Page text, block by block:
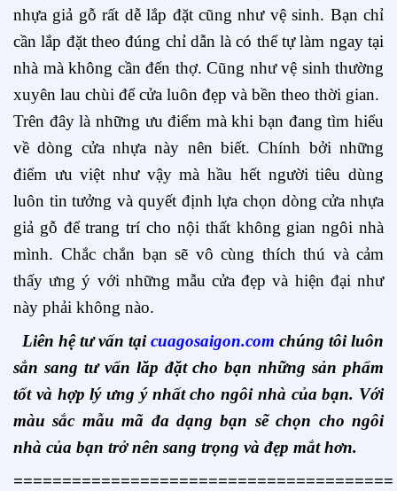
nhựa giả gỗ rất dễ lắp đặt cũng như vệ sinh. Bạn chỉ
cần lắp đặt theo đúng chỉ dẫn là có thể tự làm ngay tại
nhà mà không cần đến thợ. Cũng như vệ sinh thường
xuyên lau chùi để cửa luôn đẹp và bền theo thời gian.
Trên đây là những ưu điểm mà khi bạn đang tìm hiểu
về dòng cửa nhựa này nên biết. Chính bởi những
điểm ưu việt như vậy mà hầu hết người tiêu dùng
luôn tin tưởng và quyết định lựa chọn dòng cửa nhựa
giả gỗ để trang trí cho nội thất không gian ngôi nhà
mình. Chắc chắn bạn sẽ vô cùng thích thú và cảm
thấy ưng ý với những mẫu cửa đẹp và hiện đại như
này phải không nào.
Liên hệ tư vấn tạicuagosaigon.com chúng tôi luôn
sẳn sang tư vấn lăp đặt cho bạn những sản phẩm
tốt và hợp lý ưng ý nhất cho ngôi nhà của bạn. Với
màu sắc mẫu mã đa dạng bạn sẽ chọn cho ngôi
nhà của bạn trở nên sang trọng và đẹp mắt hơn.
=======================================